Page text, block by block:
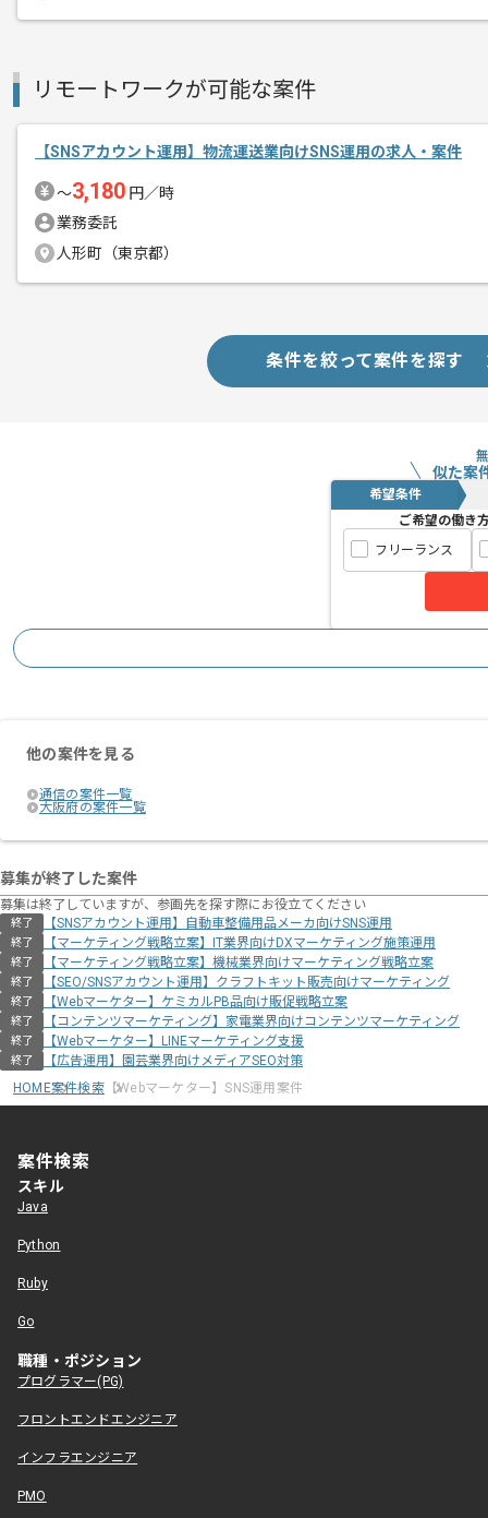
リモートワークが可能な案件
【SNSアカウント運用】物流運送業向けSNS運用の求人・案件
〜3,180 円／時
業務委託
人形町（東京都）
条件を絞って案件を探す
似た案
希望条件
ご希望の働き
フリーランス
他の案件を見る
通信の案件一覧
大阪府の案件一覧
募集が終了した案件
募集は終了していますが、参画先を探す際にお役立てください
終了 【SNSアカウント運用】自動車整備用品メーカ向けSNS運用
終了 【マーケティング戦略立案】IT業界向けDXマーケティング施策運用
終了 【マーケティング戦略立案】機械業界向けマーケティング戦略立案
終了 【SEO/SNSアカウント運用】クラフトキット販売向けマーケティング
終了 【Webマーケター】ケミカルPB品向け販促戦略立案
終了 【コンテンツマーケティング】家電業界向けコンテンツマーケティング
終了 【Webマーケター】LINEマーケティング支援
終了
【広告運用】園芸業界向けメディアSEO対策
HOME案件検索【Webマーケター】SNS運用案件
案件検索
スキル
Java
Python
Ruby
Go
職種・ポジション
プログラマー(PG)
フロントエンドエンジニア
インフラエンジニア
PMO